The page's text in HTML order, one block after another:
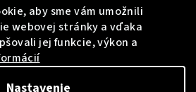
aby sme vám umožnili
webovej stránky a vďaka
jej funkcie, výkon a
Nastavenie